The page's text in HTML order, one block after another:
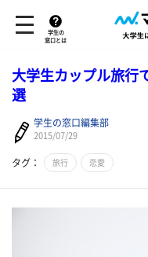
学生の
窓口とは
大学生カップル旅行
選
学生の窓口編集部
2015/07/29
タグ： 旅行 恋愛